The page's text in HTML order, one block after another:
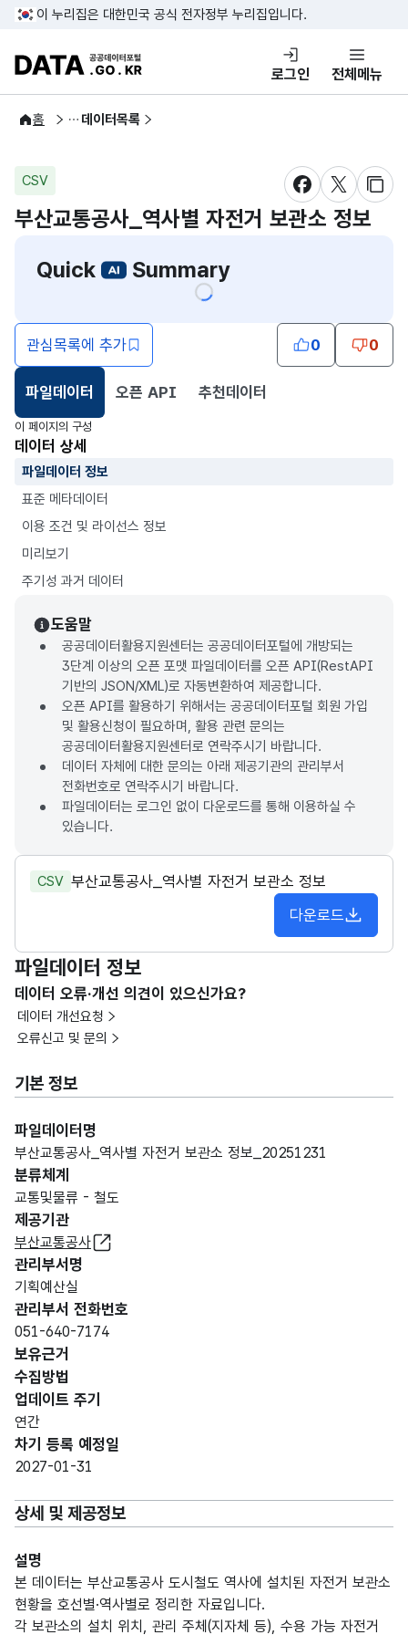
콘텐츠 바로가기
푸터 바로가기
이 누리집은 대한민국 공식 전자정부 누리집입니다.
DATA.GO.KR 공공데이터포털
로그인 전체메뉴
홈
공공데이터 데이터목록
CSV
새창 열림새창 열림
새창
부산교통공사_역사별 자전거 보관소 정보
Quick
Summary
관심목록에 추가 0 0
파일데이터
선택됨
오픈 API 추천데이터
이 페이지의 구성
데이터 상세
파일데이터 정보
표준 메타데이터
이용 조건 및 라이선스 정보
미리보기
주기성 과거 데이터
도움말
공공데이터활용지원센터는 공공데이터포털에 개방되는
3단계 이상의 오픈 포맷 파일데이터를 오픈 API(RestAPI
기반의 JSON/XML)로 자동변환하여 제공합니다.
오픈 API를 활용하기 위해서는 공공데이터포털 회원 가입
및 활용신청이 필요하며, 활용 관련 문의는
공공데이터활용지원센터로 연락주시기 바랍니다.
데이터 자체에 대한 문의는 아래 제공기관의 관리부서
전화번호로 연락주시기 바랍니다.
파일데이터는 로그인 없이 다운로드를 통해 이용하실 수
있습니다.
CSV 부산교통공사_역사별 자전거 보관소 정보
다운로드
파일데이터 정보
데이터 오류·개선 의견이 있으신가요?
데이터 개선요청
오류신고 및 문의
기본 정보
파일데이터명
부산교통공사_역사별 자전거 보관소 정보_20251231
분류체계
교통및물류 - 철도
제공기관
부산교통공사
관리부서명
기획예산실
관리부서 전화번호
051-640-7174
보유근거
수집방법
업데이트 주기
연간
차기 등록 예정일
2027-01-31
상세 및 제공정보
설명
본 데이터는 부산교통공사 도시철도 역사에 설치된 자전거 보관소
현황을 호선별·역사별로 정리한 자료입니다.
각 보관소의 설치 위치, 관리 주체(지자체 등), 수용 가능 자전거